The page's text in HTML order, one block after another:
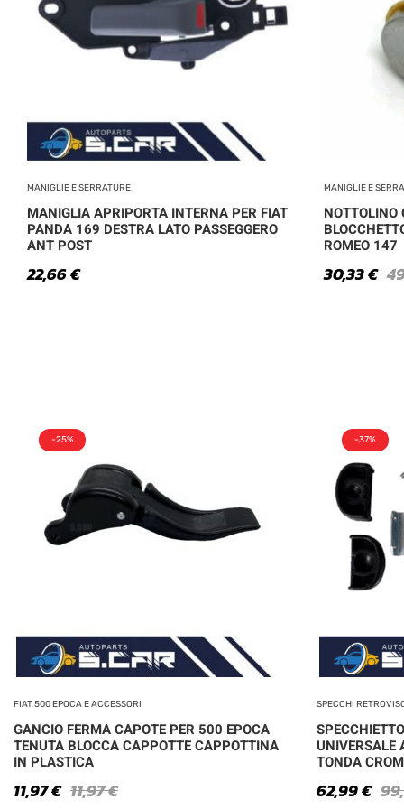
MANIGLIE E SERRATURE
MANIGLIA APRIPORTA INTERNA PER FIAT
PANDA 169 DESTRA LATO PASSEGGERO
ANT POST
22,66€
MANIGLIE E
NOTTOLINO
ROMEO 147
30,33€
-25%
FIAT 500 EPOCA E ACCESSORI
GANCIO FERMA CAPOTE PER 500 EPOCA
TENUTA BLOCCA CAPPOTTE CAPPOTTINA
IN PLASTICA
11,97€
11,97€
-37%
SPECCHI
UNIVERSALE
TONDA
62,99€